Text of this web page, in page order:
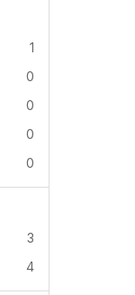
1
0
0
0
0
3
4